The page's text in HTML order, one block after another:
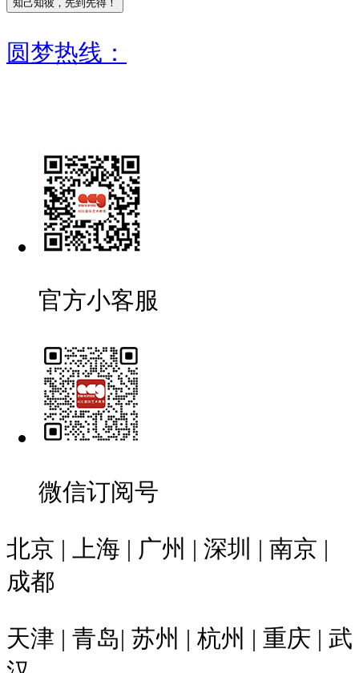
圆梦热线：
官方小客服
微信订阅号
北京 | 上海 | 广州 | 深圳 | 南京 |
成都
天津 | 青岛| 苏州 | 杭州 | 重庆 | 武